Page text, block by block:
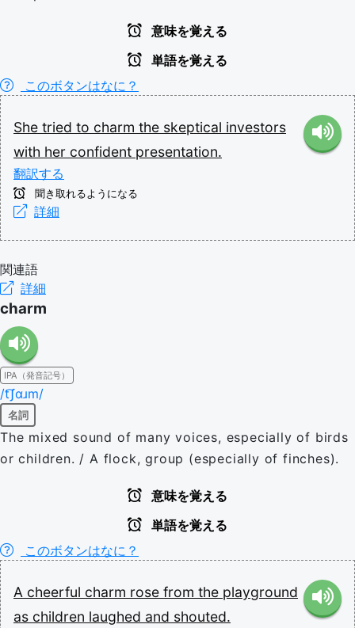
意味を覚える
単語を覚える
このボタンはなに？
She tried to charm the skeptical investors
with her confident presentation.
翻訳する
聞き取れるようになる
詳細
関連語
詳細
charm
IPA（発音記号）
/t͡ʃɑɹm/
名詞
The mixed sound of many voices, especially of birds
or children. / A flock, group (especially of finches).
意味を覚える
単語を覚える
このボタンはなに？
A cheerful charm rose from the playground
as children laughed and shouted.